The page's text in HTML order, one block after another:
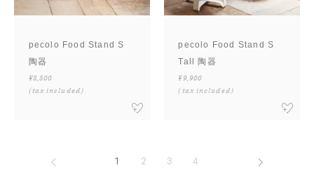
pecolo Food Stand S
陶器
¥8,800
(tax included)
pecolo Food Stand S
Tall 陶器
¥9,900
(tax included)
1 2 3 4